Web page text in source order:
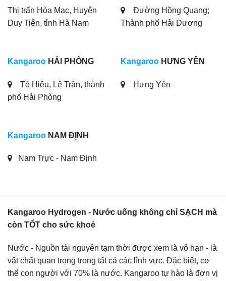
Thị trấn Hòa Mạc, Huyện
Duy Tiên, tỉnh Hà Nam
Đường Hồng Quang;
Thành phố Hải Dương
Kangaroo HẢI PHÒNG
Tô Hiệu, Lê Trân, thành
phố Hải Phòng
Kangaroo HƯNG YÊN
Hưng Yên
Kangaroo NAM ĐỊNH
Nam Trực - Nam Định
Kangaroo Hydrogen - Nước uống không chỉ SẠCH mà
còn TỐT cho sức khoẻ
Nước - Nguồn tài nguyên tạm thời được xem là vô hạn - là
vật chất quan trọng trong tất cả các lĩnh vực. Đặc biệt, cơ
thể con người với 70% là nước. Kangaroo tự hào là đơn vị